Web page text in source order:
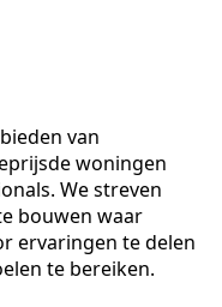
van
woningen
We streven
bouwen waar
ervaringen te delen
te bereiken.